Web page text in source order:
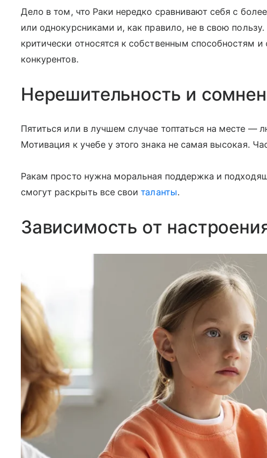
Дело в том, что Раки нередко сравнивают себя с
или однокурсниками и, как правило, не в свою
критически относятся к собственным способностям
конкурентов.
Нерешительность и
Пятиться или в лучшем случае топтаться на месте —
Мотивация к учебе у этого знака не самая высокая.
Ракам просто нужна моральная поддержка и
смогут раскрыть все своиталанты.
Зависимость от